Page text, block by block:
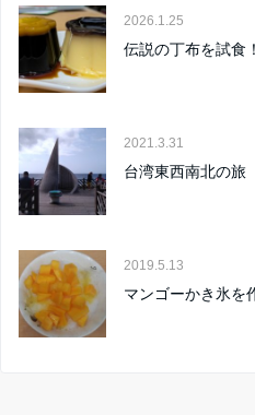
2026.1.25
伝説の丁布を試食！
2021.3.31
台湾東西南北の旅
2019.5.13
マンゴーかき氷を